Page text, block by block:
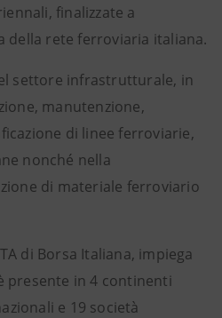
finalizzate a
della rete ferroviaria italiana.
settore infrastrutturale, in
manutenzione,
di linee ferroviarie,
nonché nella
di materiale ferroviario
di Borsa Italiana, impiega
presente in 4 continenti
e 19 società